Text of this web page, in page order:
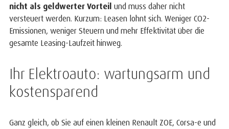
nicht als geldwerter Vorteil und muss daher nicht
versteuert werden. Kurzum: Leasen lohnt sich. Weniger CO2-
Emissionen, weniger Steuern und mehr Effektivität über die
gesamte Leasing-Laufzeit hinweg.
Ihr Elektroauto: wartungsarm und
kostensparend
Ganz gleich, ob Sie auf einen kleinen Renault ZOE, Corsa-e und